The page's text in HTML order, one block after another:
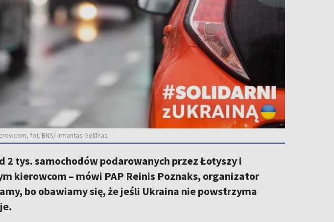
fot. BNS/ Irmantas Gelūnas
2 tys. samochodów podarowanych przez Łotyszy i
kierowcom – mówi PAP Reinis Poznaks, organizator
bo obawiamy się, że jeśli Ukraina nie powstrzyma